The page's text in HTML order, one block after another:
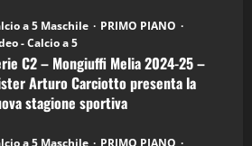
a 5 Maschile
PRIMO PIANO
- Calcio a 5
C2 – Mongiuffi Melia 2024-25 –
Arturo Carciotto presenta la
stagione sportiva
in Podcast: 26^ Puntata
07 Aprile 2026)
08/04/2026
in Podcast: 30^ Puntata